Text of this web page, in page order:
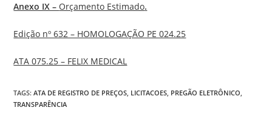
Anexo IX – Orçamento Estimado.
Edição nº 632 – HOMOLOGAÇÃO PE 024.25
ATA 075.25 – FELIX MEDICAL
TAGS:ATA DE REGISTRO DE PREÇOS LICITACOES PREGÃO ELETRÔNICO
TRANSPARÊNCIA